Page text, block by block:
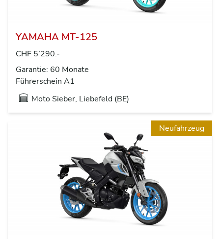
YAMAHA MT-125
CHF 5’290.-
Garantie: 60 Monate
Führerschein A1
Moto Sieber, Liebefeld (BE)
Neufahrzeug